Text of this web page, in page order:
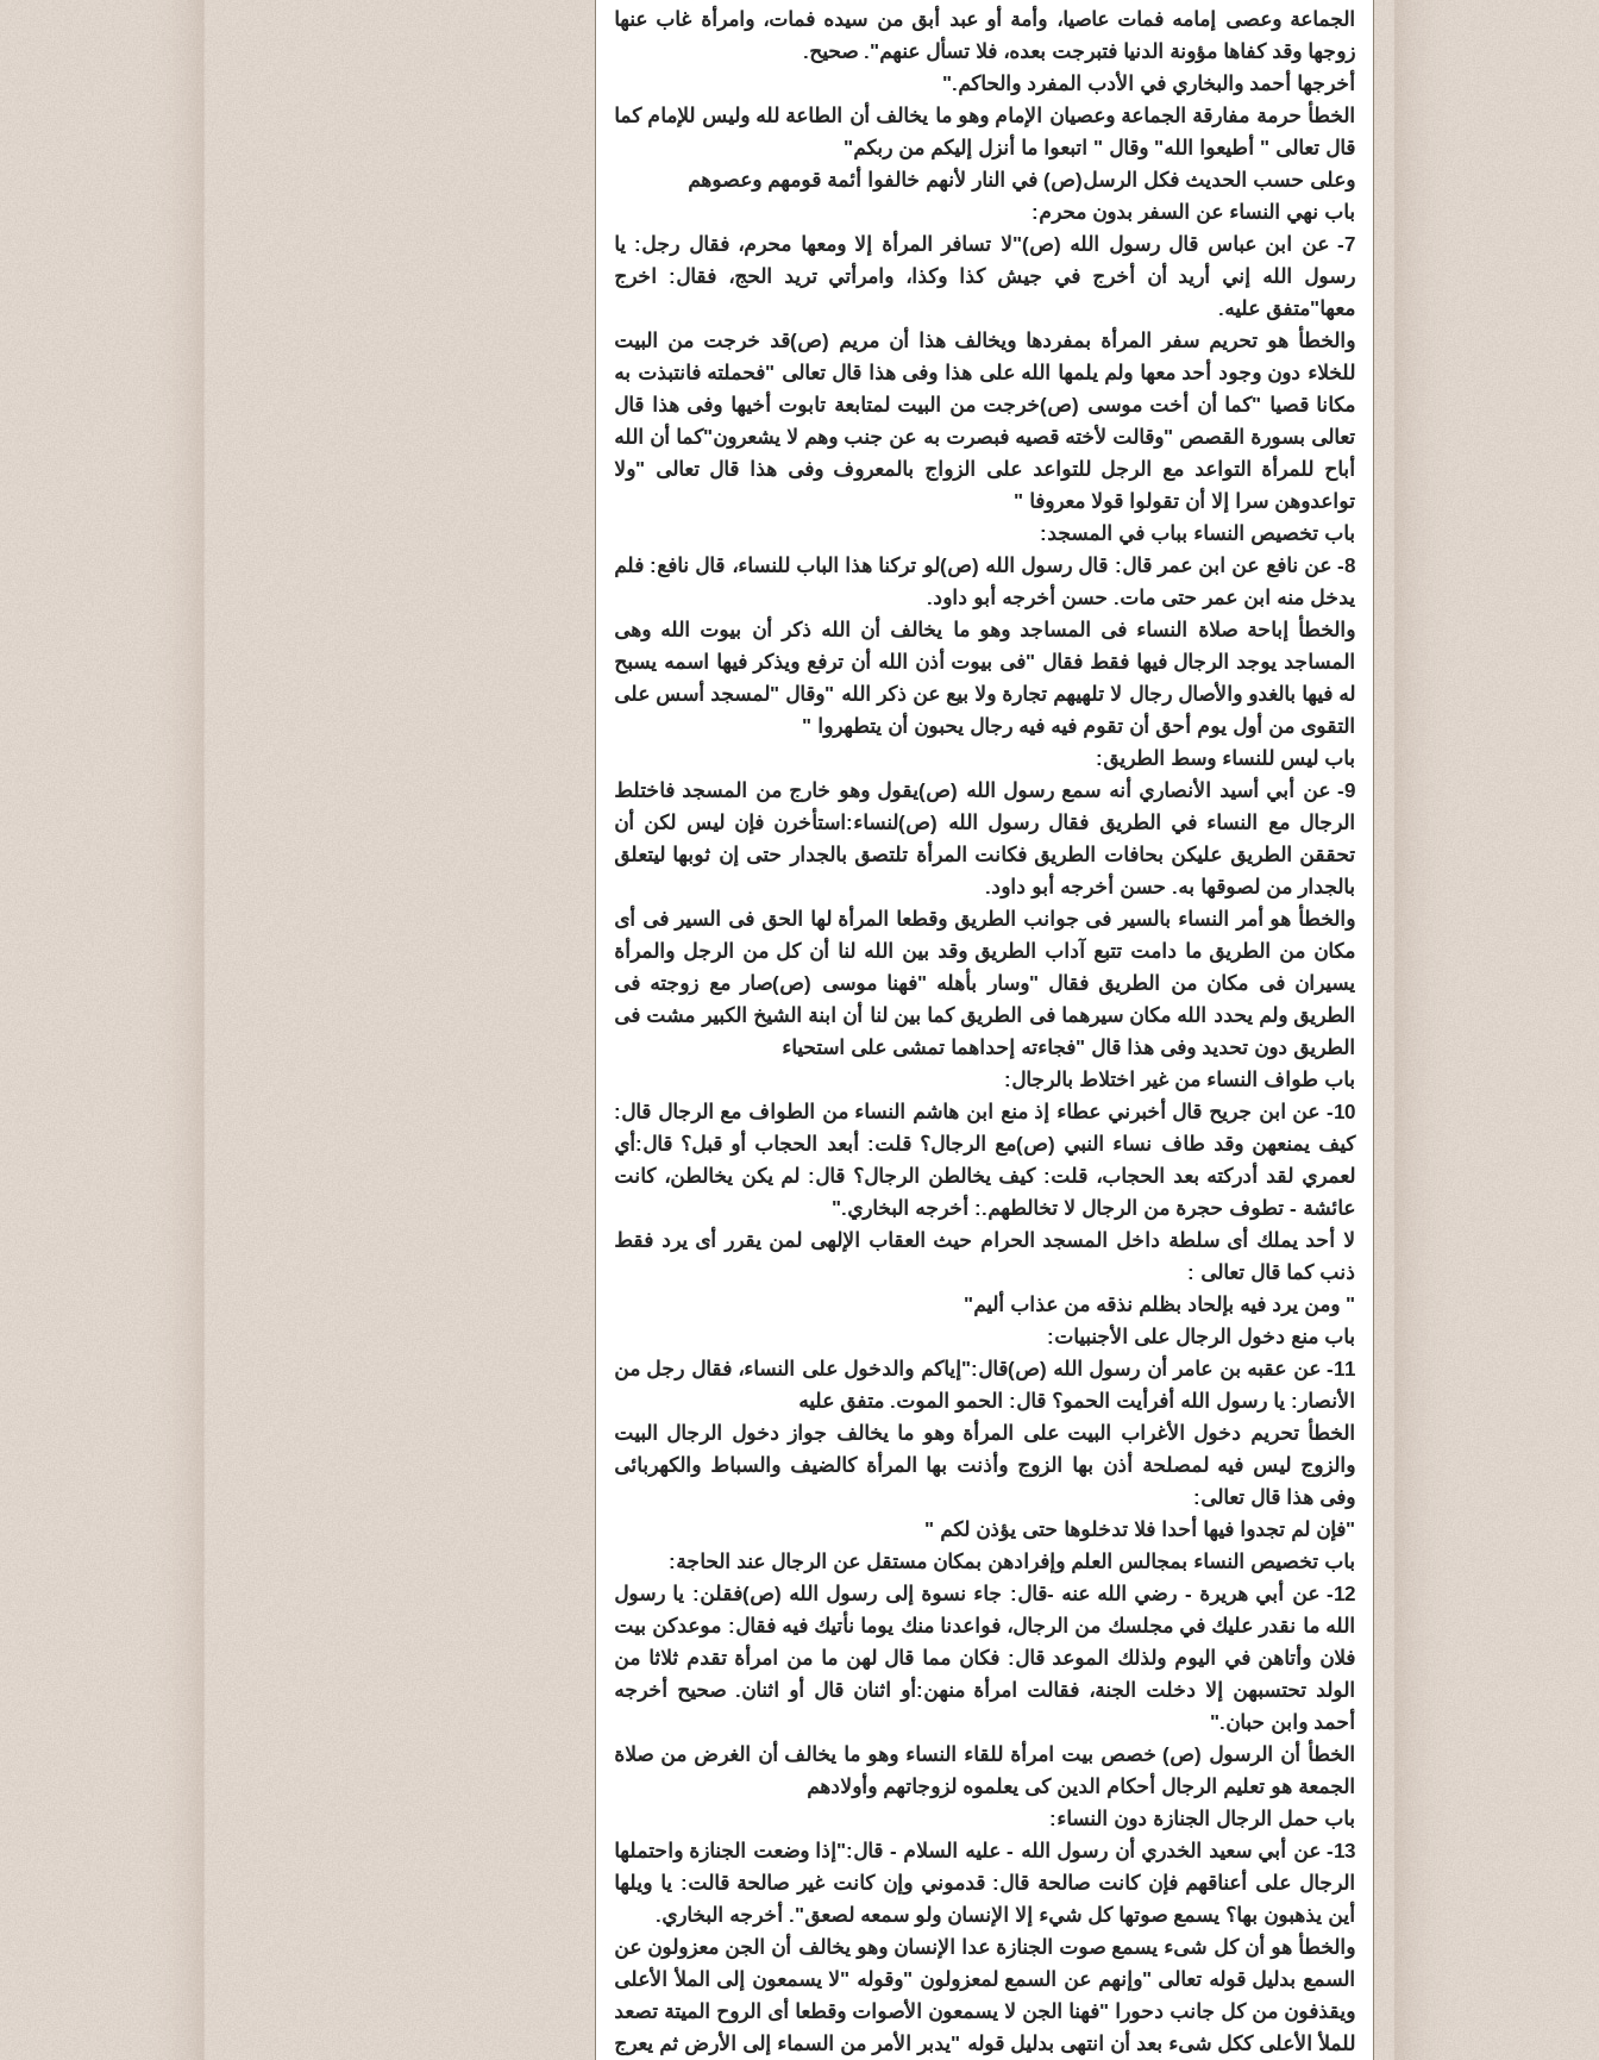
الجماعة وعصى إمامه فمات عاصيا، وأمة أو عبد أبق من سيده فمات، وامرأة غاب عنها
زوجها وقد كفاها مؤونة الدنيا فتبرجت بعده، فلا تسأل عنهم". صحيح.
أخرجها أحمد والبخاري في الأدب المفرد والحاكم."
الخطأ حرمة مفارقة الجماعة وعصيان الإمام وهو ما يخالف أن الطاعة لله وليس للإمام كما
قال تعالى " أطيعوا الله" وقال " اتبعوا ما أنزل إليكم من ربكم"
وعلى حسب الحديث فكل الرسل(ص) في النار لأنهم خالفوا أئمة قومهم وعصوهم
باب نهي النساء عن السفر بدون محرم:
7- عن ابن عباس قال رسول الله (ص)"لا تسافر المرأة إلا ومعها محرم، فقال رجل: يا
رسول الله إني أريد أن أخرج في جيش كذا وكذا، وامرأتي تريد الحج، فقال: اخرج
معها"متفق عليه.
والخطأ هو تحريم سفر المرأة بمفردها ويخالف هذا أن مريم (ص)قد خرجت من البيت
للخلاء دون وجود أحد معها ولم يلمها الله على هذا وفى هذا قال تعالى "فحملته فانتبذت به
مكانا قصيا "كما أن أخت موسى (ص)خرجت من البيت لمتابعة تابوت أخيها وفى هذا قال
تعالى بسورة القصص "وقالت لأخته قصيه فبصرت به عن جنب وهم لا يشعرون"كما أن الله
أباح للمرأة التواعد مع الرجل للتواعد على الزواج بالمعروف وفى هذا قال تعالى "ولا
تواعدوهن سرا إلا أن تقولوا قولا معروفا "
باب تخصيص النساء بباب في المسجد:
8- عن نافع عن ابن عمر قال: قال رسول الله (ص)لو تركنا هذا الباب للنساء، قال نافع: فلم
يدخل منه ابن عمر حتى مات. حسن أخرجه أبو داود.
والخطأ إباحة صلاة النساء فى المساجد وهو ما يخالف أن الله ذكر أن بيوت الله وهى
المساجد يوجد الرجال فيها فقط فقال "فى بيوت أذن الله أن ترفع ويذكر فيها اسمه يسبح
له فيها بالغدو والأصال رجال لا تلهيهم تجارة ولا بيع عن ذكر الله "وقال "لمسجد أسس على
التقوى من أول يوم أحق أن تقوم فيه فيه رجال يحبون أن يتطهروا "
باب ليس للنساء وسط الطريق:
9- عن أبي أسيد الأنصاري أنه سمع رسول الله (ص)يقول وهو خارج من المسجد فاختلط
الرجال مع النساء في الطريق فقال رسول الله (ص)لنساء:استأخرن فإن ليس لكن أن
تحققن الطريق عليكن بحافات الطريق فكانت المرأة تلتصق بالجدار حتى إن ثوبها ليتعلق
بالجدار من لصوقها به. حسن أخرجه أبو داود.
والخطأ هو أمر النساء بالسير فى جوانب الطريق وقطعا المرأة لها الحق فى السير فى أى
مكان من الطريق ما دامت تتبع آداب الطريق وقد بين الله لنا أن كل من الرجل والمرأة
يسيران فى مكان من الطريق فقال "وسار بأهله "فهنا موسى (ص)صار مع زوجته فى
الطريق ولم يحدد الله مكان سيرهما فى الطريق كما بين لنا أن ابنة الشيخ الكبير مشت فى
الطريق دون تحديد وفى هذا قال "فجاءته إحداهما تمشى على استحياء
باب طواف النساء من غير اختلاط بالرجال:
10- عن ابن جريح قال أخبرني عطاء إذ منع ابن هاشم النساء من الطواف مع الرجال قال:
كيف يمنعهن وقد طاف نساء النبي (ص)مع الرجال؟ قلت: أبعد الحجاب أو قبل؟ قال:أي
لعمري لقد أدركته بعد الحجاب، قلت: كيف يخالطن الرجال؟ قال: لم يكن يخالطن، كانت
عائشة - تطوف حجرة من الرجال لا تخالطهم.: أخرجه البخاري."
لا أحد يملك أى سلطة داخل المسجد الحرام حيث العقاب الإلهى لمن يقرر أى يرد فقط
ذنب كما قال تعالى :
" ومن يرد فيه بإلحاد بظلم نذقه من عذاب أليم"
باب منع دخول الرجال على الأجنبيات:
11- عن عقبه بن عامر أن رسول الله (ص)قال:"إياكم والدخول على النساء، فقال رجل من
الأنصار: يا رسول الله أفرأيت الحمو؟ قال: الحمو الموت. متفق عليه
الخطأ تحريم دخول الأغراب البيت على المرأة وهو ما يخالف جواز دخول الرجال البيت
والزوج ليس فيه لمصلحة أذن بها الزوج وأذنت بها المرأة كالضيف والسباط والكهربائى
وفى هذا قال تعالى:
"فإن لم تجدوا فيها أحدا فلا تدخلوها حتى يؤذن لكم "
باب تخصيص النساء بمجالس العلم وإفرادهن بمكان مستقل عن الرجال عند الحاجة:
12- عن أبي هريرة - رضي الله عنه -قال: جاء نسوة إلى رسول الله (ص)فقلن: يا رسول
الله ما نقدر عليك في مجلسك من الرجال، فواعدنا منك يوما نأتيك فيه فقال: موعدكن بيت
فلان وأتاهن في اليوم ولذلك الموعد قال: فكان مما قال لهن ما من امرأة تقدم ثلاثا من
الولد تحتسبهن إلا دخلت الجنة، فقالت امرأة منهن:أو اثنان قال أو اثنان. صحيح أخرجه
أحمد وابن حبان."
الخطأ أن الرسول (ص) خصص بيت امرأة للقاء النساء وهو ما يخالف أن الغرض من صلاة
الجمعة هو تعليم الرجال أحكام الدين كى يعلموه لزوجاتهم وأولادهم
باب حمل الرجال الجنازة دون النساء:
13- عن أبي سعيد الخدري أن رسول الله - عليه السلام - قال:"إذا وضعت الجنازة واحتملها
الرجال على أعناقهم فإن كانت صالحة قال: قدموني وإن كانت غير صالحة قالت: يا ويلها
أين يذهبون بها؟ يسمع صوتها كل شيء إلا الإنسان ولو سمعه لصعق". أخرجه البخاري.
والخطأ هو أن كل شىء يسمع صوت الجنازة عدا الإنسان وهو يخالف أن الجن معزولون عن
السمع بدليل قوله تعالى "وإنهم عن السمع لمعزولون "وقوله "لا يسمعون إلى الملأ الأعلى
ويقذفون من كل جانب دحورا "فهنا الجن لا يسمعون الأصوات وقطعا أى الروح الميتة تصعد
للملأ الأعلى ككل شىء بعد أن انتهى بدليل قوله "يدبر الأمر من السماء إلى الأرض ثم يعرج